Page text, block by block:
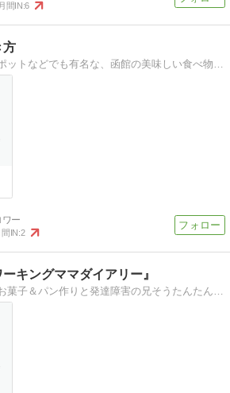
月間IN:6
方
北海道函館観光スポットなどでも有名な、函館の美味しい食べ物や、北海道限定の物、函館限定のもの、おみやげ、おかしなどなどなどを紹介します。
間IN:2
キングママダイアリー』
そうたんの料理やお菓子＆パン作りと発達障害の兄そうたんたんとぷっくり妹みんみの日々の出来事等を徒然に書き綴っています。宜しければ、コメントやポチッとランキング…